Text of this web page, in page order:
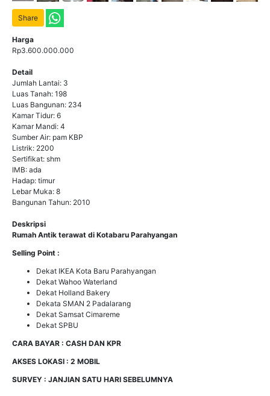
Share
Harga
Rp3.600.000.000
Detail
Jumlah Lantai: 3
Luas Tanah: 198
Luas Bangunan: 234
Kamar Tidur: 6
Kamar Mandi: 4
Sumber Air: pam KBP
Listrik: 2200
Sertifikat: shm
IMB: ada
Hadap: timur
Lebar Muka: 8
Bangunan Tahun: 2010
Deskripsi
Rumah Antik terawat di Kotabaru Parahyangan
Selling Point :
Dekat IKEA Kota Baru Parahyangan
Dekat Wahoo Waterland
Dekat Holland Bakery
Dekata SMAN 2 Padalarang
Dekat Samsat Cimareme
Dekat SPBU
CARA BAYAR : CASH DAN KPR
AKSES LOKASI : 2 MOBIL
SURVEY : JANJIAN SATU HARI SEBELUMNYA